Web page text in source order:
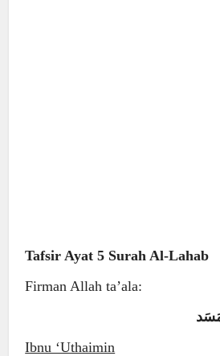
Tafsir Ayat 5 Surah Al-Lahab
Firman Allah ta’ala:
Ibnu ‘Uthaimin